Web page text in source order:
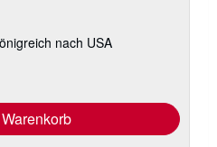
nach USA